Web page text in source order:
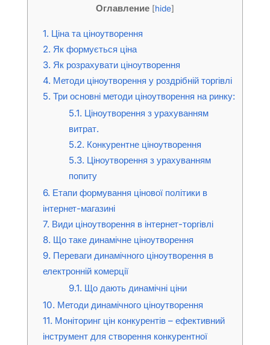
Оглавление [hide]
1. Ціна та ціноутворення
2. Як формується ціна
3. Як розрахувати ціноутворення
4. Методи ціноутворення у роздрібній торгівлі
5. Три основні методи ціноутворення на ринку:
5.1. Ціноутворення з урахуванням
витрат.
5.2. Конкурентне ціноутворення
5.3. Ціноутворення з урахуванням
попиту
6. Етапи формування цінової політики в
інтернет-магазині
7. Види ціноутворення в інтернет-торгівлі
8. Що таке динамічне ціноутворення
9. Переваги динамічного ціноутворення в
електронній комерції
9.1. Що дають динамічні ціни
10. Методи динамічного ціноутворення
11. Моніторинг цін конкурентів – ефективний
інструмент для створення конкурентної